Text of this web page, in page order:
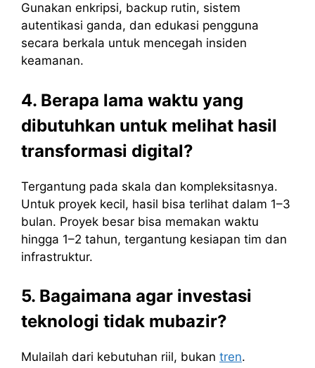
Gunakan enkripsi, backup rutin, sistem
autentikasi ganda, dan edukasi pengguna
secara berkala untuk mencegah insiden
keamanan.
4. Berapa lama waktu yang
dibutuhkan untuk melihat hasil
transformasi digital?
Tergantung pada skala dan kompleksitasnya.
Untuk proyek kecil, hasil bisa terlihat dalam 1–3
bulan. Proyek besar bisa memakan waktu
hingga 1–2 tahun, tergantung kesiapan tim dan
infrastruktur.
5. Bagaimana agar investasi
teknologi tidak mubazir?
Mulailah dari kebutuhan riil, bukan tren.